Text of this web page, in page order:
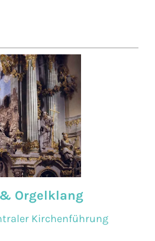
Orgelklang
Kirchenführung